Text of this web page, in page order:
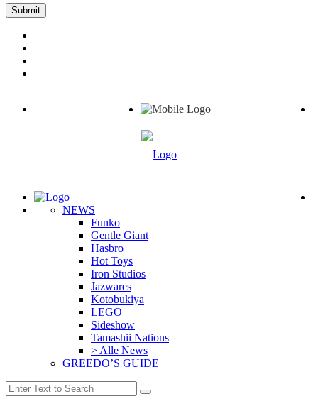
NEWS
Funko
Gentle Giant
Hasbro
Hot Toys
Iron Studios
Jazwares
Kotobukiya
LEGO
Sideshow
Tamashii Nations
> Alle News
GREEDO’S GUIDE